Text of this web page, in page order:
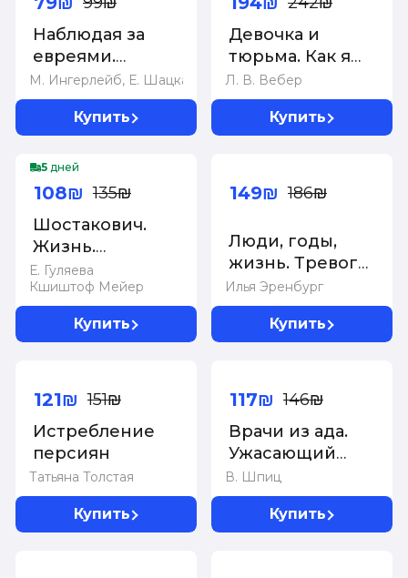
М. Ингерлейб, Е. Шацкая
Наблюдая за
евреями.
Скрытые
законы успеха
Купить
Л. В. Вебер
Девочка и
тюрьма. Как я
нарисовала
себе свободу...
Купить
-20%
5 дней
Е. Гуляева
Кшиштоф Мейер
Шостакович.
Жизнь.
Творчество.
Время
108₪ 135₪
Купить
Илья Эренбург
Люди, годы,
жизнь. Тревога
за будущее
149₪ 186₪
Купить
Татьяна Толстая
Истребление
персиян
121₪ 151₪
Купить
В. Шпиц
Врачи из ада.
Ужасающий
рассказ об
экспериментах
нацистских
117₪ 146₪
Купить